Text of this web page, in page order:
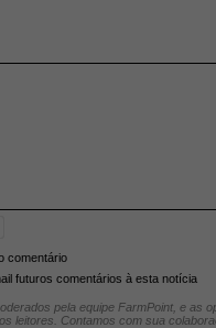
comentário
futuros comentários à esta notícia
pela equipe FarmPoint, e as
leitores. Contamos com sua